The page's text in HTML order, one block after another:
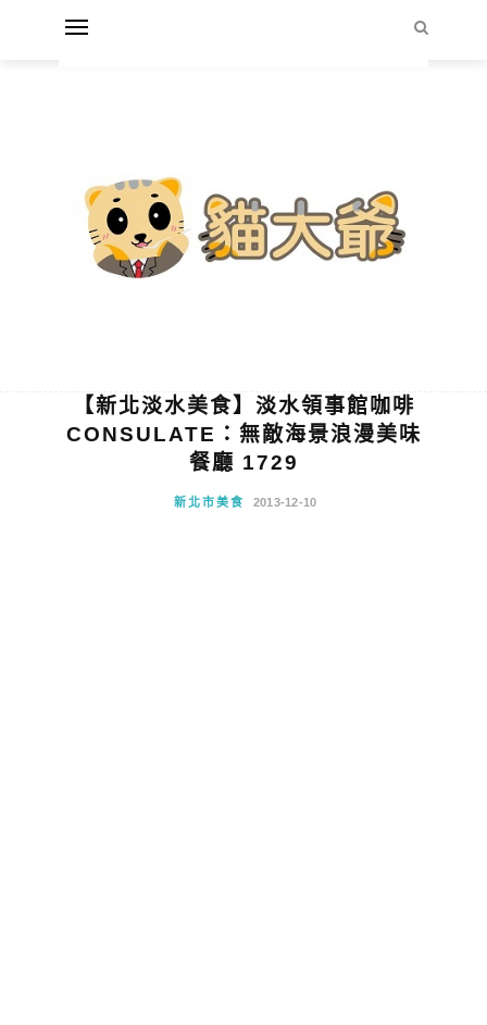
【新北淡水美食】淡水領事館咖啡
CONSULATE：無敵海景浪漫美味
餐廳 1729
新北市美食 2013-12-10